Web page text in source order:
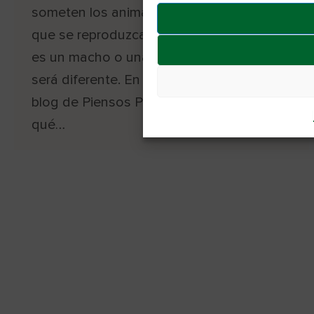
someten los animales con el fin de evitar
que se reproduzcan. Dependiendo de si
es un macho o una hembra, el proceso
será diferente. En el siguiente artículo del
blog de Piensos Popas te contamos por
qué…